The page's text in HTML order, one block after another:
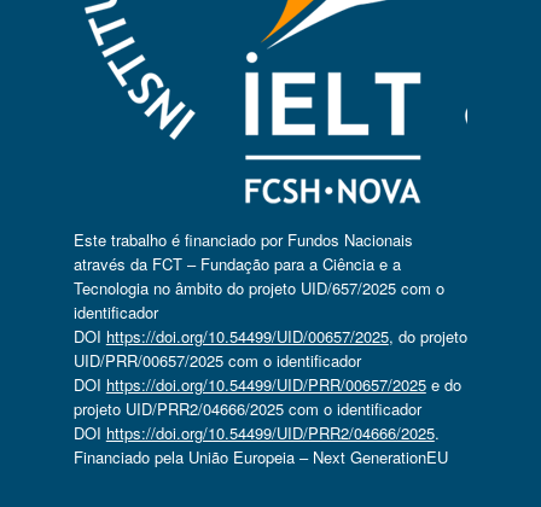
Este trabalho é financiado por Fundos Nacionais
através da FCT – Fundação para a Ciência e a
Tecnologia no âmbito do projeto UID/657/2025 com o
identificador
DOI https://doi.org/10.54499/UID/00657/2025, do projeto
UID/PRR/00657/2025 com o identificador
DOI https://doi.org/10.54499/UID/PRR/00657/2025e do
projeto UID/PRR2/04666/2025 com o identificador
DOI https://doi.org/10.54499/UID/PRR2/04666/2025.
Financiado pela União Europeia – Next GenerationEU